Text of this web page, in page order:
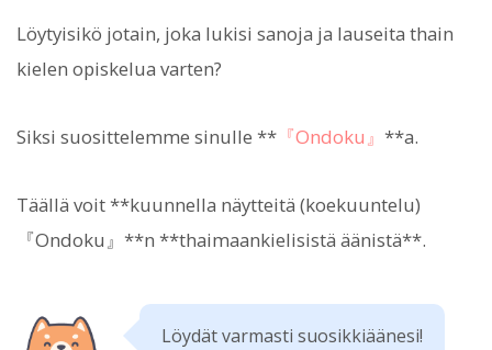
Löytyisikö jotain, joka lukisi sanoja ja lauseita thain
kielen opiskelua varten?
Siksi suosittelemme sinulle ** 『Ondoku』 **a.
Täällä voit **kuunnella näytteitä (koekuuntelu)
『Ondoku』**n **thaimaankielisistä äänistä**.
Löydät varmasti suosikkiäänesi!